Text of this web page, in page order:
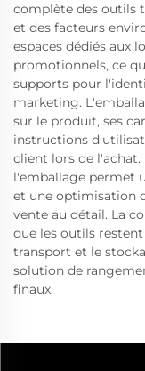
complète des outils
et des facteurs
espaces dédiés aux
promotionnels, ce
supports pour
marketing.
sur le produit, ses
instructions
client lors de
l'emballage permet
et une optimisation
vente au détail. La
que les outils
transport et le
solution de
finaux.